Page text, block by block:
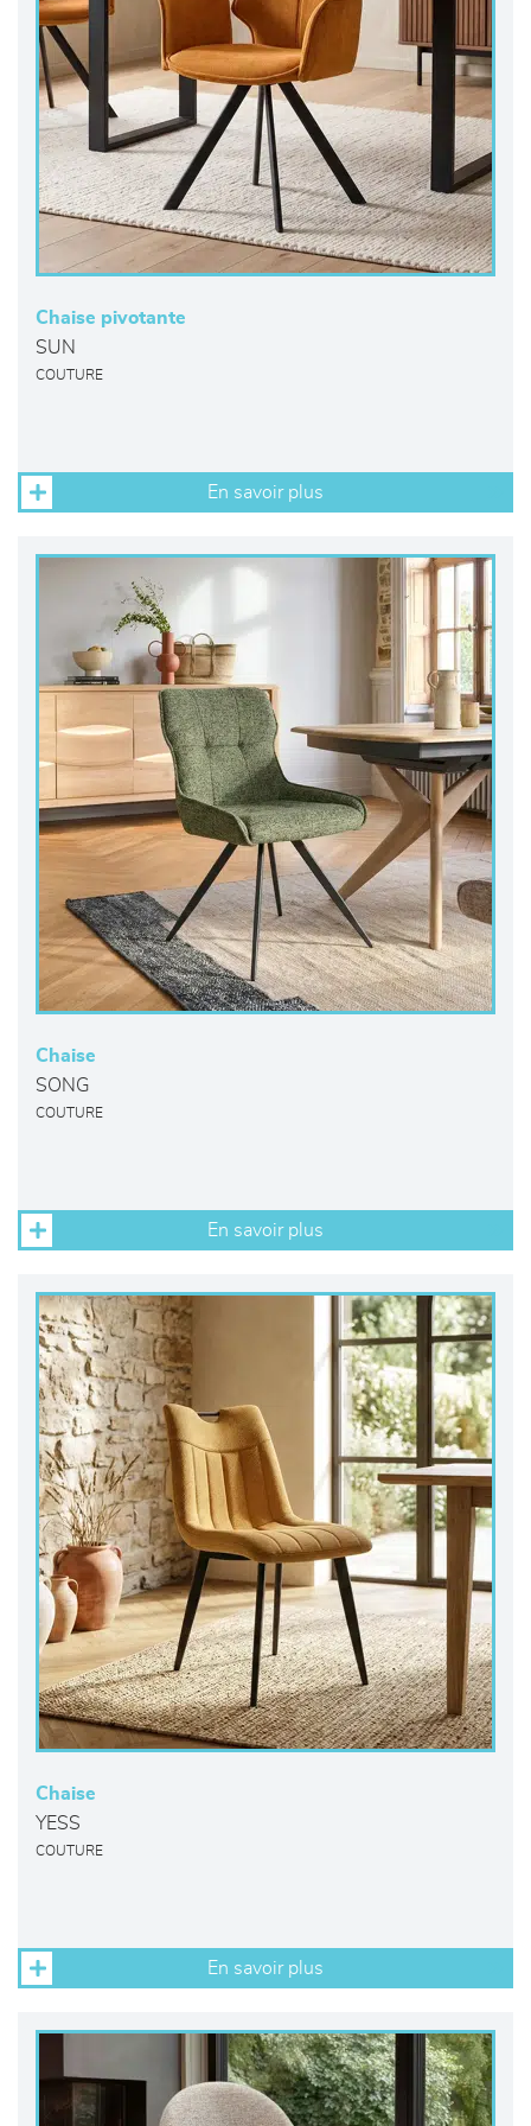
Chaise pivotante
SUN
COUTURE
En savoir plus
Chaise
SONG
COUTURE
En savoir plus
Chaise
YESS
COUTURE
En savoir plus